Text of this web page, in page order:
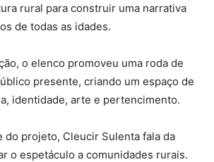
rural para construir uma narrativa
de todas as idades.
o elenco promoveu uma roda de
presente, criando um espaço de
identidade, arte e pertencimento.
do projeto, Cleucir Sulenta fala da
o espetáculo a comunidades rurais.